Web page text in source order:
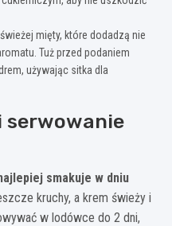
mięty, które dodadzą nie
Tuż przed podaniem
używając sitka dla
serwowanie
smakuje w dniu
kruchy, a krem świeży i
w lodówce do 2 dni,